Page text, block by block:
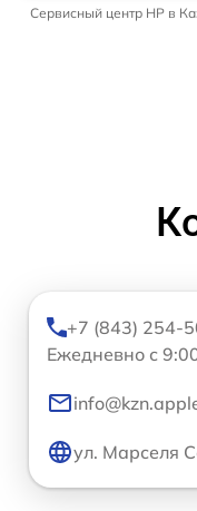
Сервисный центр HP в
+7 (843) 254-
Ежедневно с
ул. Марселя